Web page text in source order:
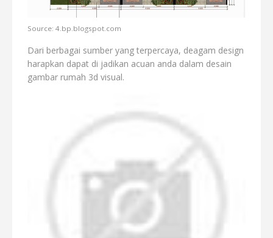
Source: 4.bp.blogspot.com
Dari berbagai sumber yang terpercaya, deagam design
harapkan dapat di jadikan acuan anda dalam desain
gambar rumah 3d visual.